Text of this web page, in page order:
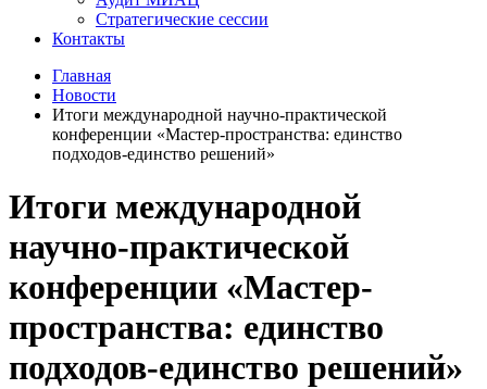
Стратегические сессии
Контакты
Главная
Новости
Итоги международной научно-практической
конференции «Мастер-пространства: единство
подходов-единство решений»
Итоги международной
научно-практической
конференции «Мастер-
пространства: единство
подходов-единство решений»